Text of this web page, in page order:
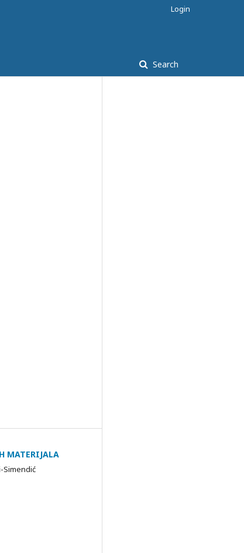
Search
Login
MATERIJALA
Simendić